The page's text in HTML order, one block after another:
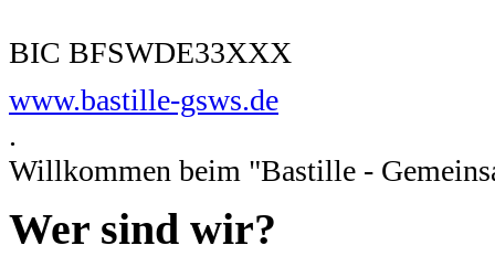
BIC BFSWDE33XXX
www.bastille-gsws.de
.
Willkommen beim "Bastille -
Wer sind wir?